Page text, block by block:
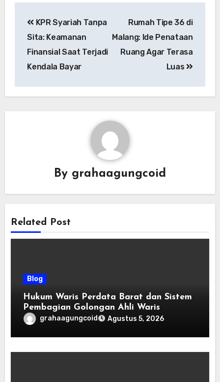
KPR Syariah Tanpa
Sita: Keamanan
Finansial Saat Terjadi
Kendala Bayar
Rumah Tipe 36 di
Malang: Ide Penataan
Ruang Agar Terasa
Luas
By grahaagungcoid
Related Post
Blog
Hukum Waris Perdata Barat dan Sistem
Pembagian Golongan Ahli Waris
grahaagungcoid Agustus 5, 2026